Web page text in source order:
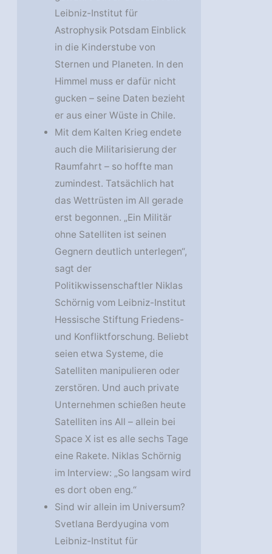
Leibniz-Institut für
Astrophysik Potsdam Einblick
in die Kinderstube von
Sternen und Planeten. In den
Himmel muss er dafür nicht
gucken – seine Daten bezieht
er aus einer Wüste in Chile.
Mit dem Kalten Krieg endete
auch die Militarisierung der
Raumfahrt – so hoffte man
zumindest. Tatsächlich hat
das Wettrüsten im All gerade
erst begonnen. „Ein Militär
ohne Satelliten ist seinen
Gegnern deutlich unterlegen“,
sagt der
Politikwissenschaftler Niklas
Schörnig vom Leibniz-Institut
Hessische Stiftung Friedens-
und Konfliktforschung. Beliebt
seien etwa Systeme, die
Satelliten manipulieren oder
zerstören. Und auch private
Unternehmen schießen heute
Satelliten ins All – allein bei
Space X ist es alle sechs Tage
eine Rakete. Niklas Schörnig
im Interview: „So langsam wird
es dort oben eng.“
Sind wir allein im Universum?
Svetlana Berdyugina vom
Leibniz-Institut für